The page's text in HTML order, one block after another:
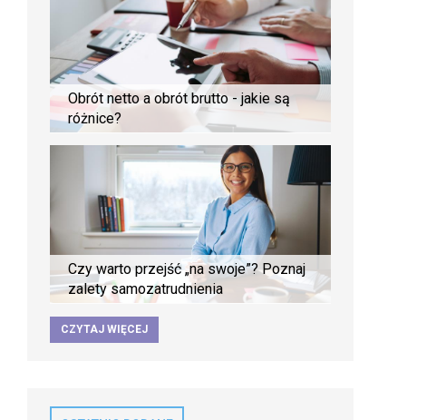
Obrót netto a obrót brutto - jakie są
różnice?
Czy warto przejść „na swoje”? Poznaj
zalety samozatrudnienia
CZYTAJ WIĘCEJ